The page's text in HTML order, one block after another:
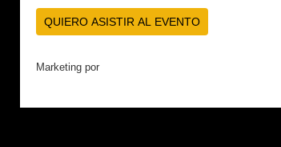
QUIERO ASISTIR AL EVENTO
Marketing por